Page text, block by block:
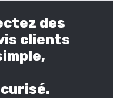
des
clients